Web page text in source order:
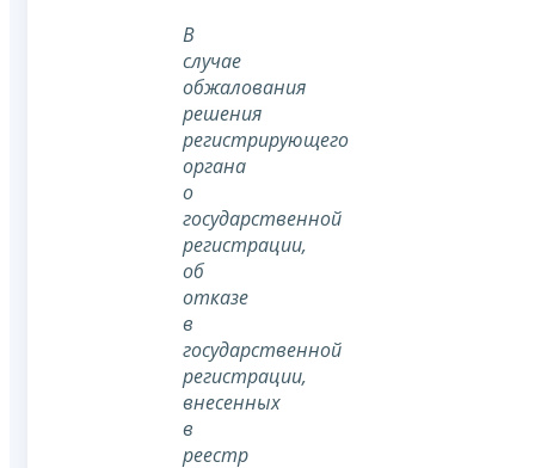
В
случае
обжалования
решения
регистрирующего
органа
о
государственной
регистрации,
об
отказе
в
государственной
регистрации,
внесенных
в
реестр